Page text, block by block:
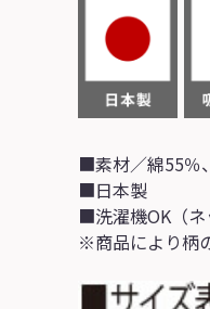
■素材／綿55％
■日本製
■洗濯機OK（ネ
※商品により柄